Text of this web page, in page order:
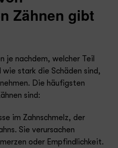
Zähnen gibt
je nachdem, welcher Teil
stark die Schäden sind,
Die häufigsten
sind:
im Zahnschmelz, der
Sie verursachen
oder Empfindlichkeit.